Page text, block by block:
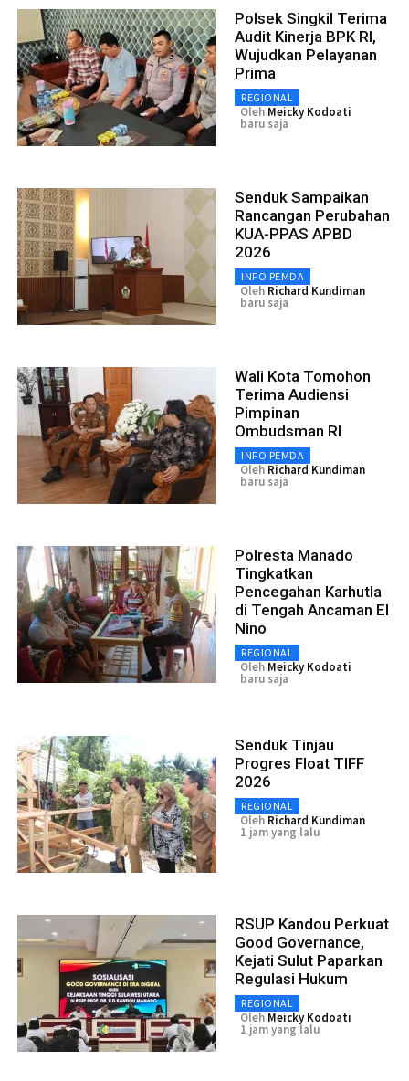
Polsek Singkil Terima
Audit Kinerja BPK RI,
Wujudkan Pelayanan
Prima
REGIONAL
Oleh Meicky Kodoati
baru saja
Senduk Sampaikan
Rancangan Perubahan
KUA-PPAS APBD
2026
INFO PEMDA
Oleh Richard Kundiman
baru saja
Wali Kota Tomohon
Terima Audiensi
Pimpinan
Ombudsman RI
INFO PEMDA
Oleh Richard Kundiman
baru saja
Polresta Manado
Tingkatkan
Pencegahan Karhutla
di Tengah Ancaman El
Nino
REGIONAL
Oleh Meicky Kodoati
baru saja
Senduk Tinjau
Progres Float TIFF
2026
REGIONAL
Oleh Richard Kundiman
1 jam yang lalu
RSUP Kandou Perkuat
Good Governance,
Kejati Sulut Paparkan
Regulasi Hukum
REGIONAL
Oleh Meicky Kodoati
1 jam yang lalu